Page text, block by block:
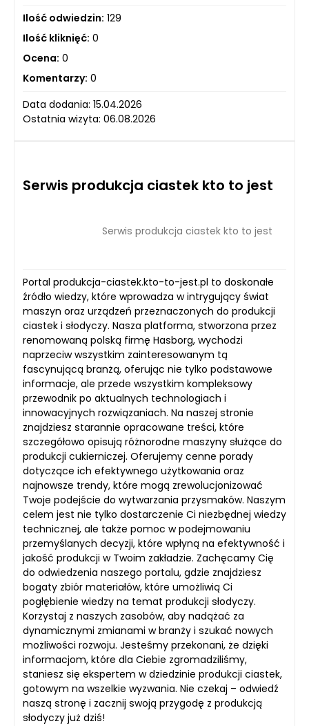
Ilość odwiedzin: 129
Ilość kliknięć: 0
Ocena: 0
Komentarzy: 0
Data dodania: 15.04.2026
Ostatnia wizyta: 06.08.2026
Serwis produkcja ciastek kto to jest
Serwis produkcja ciastek kto to jest
Portal produkcja-ciastek.kto-to-jest.pl to doskonałe
źródło wiedzy, które wprowadza w intrygujący świat
maszyn oraz urządzeń przeznaczonych do produkcji
ciastek i słodyczy. Nasza platforma, stworzona przez
renomowaną polską firmę Hasborg, wychodzi
naprzeciw wszystkim zainteresowanym tą
fascynującą branżą, oferując nie tylko podstawowe
informacje, ale przede wszystkim kompleksowy
przewodnik po aktualnych technologiach i
innowacyjnych rozwiązaniach. Na naszej stronie
znajdziesz starannie opracowane treści, które
szczegółowo opisują różnorodne maszyny służące do
produkcji cukierniczej. Oferujemy cenne porady
dotyczące ich efektywnego użytkowania oraz
najnowsze trendy, które mogą zrewolucjonizować
Twoje podejście do wytwarzania przysmaków. Naszym
celem jest nie tylko dostarczenie Ci niezbędnej wiedzy
technicznej, ale także pomoc w podejmowaniu
przemyślanych decyzji, które wpłyną na efektywność i
jakość produkcji w Twoim zakładzie. Zachęcamy Cię
do odwiedzenia naszego portalu, gdzie znajdziesz
bogaty zbiór materiałów, które umożliwią Ci
pogłębienie wiedzy na temat produkcji słodyczy.
Korzystaj z naszych zasobów, aby nadążać za
dynamicznymi zmianami w branży i szukać nowych
możliwości rozwoju. Jesteśmy przekonani, że dzięki
informacjom, które dla Ciebie zgromadziliśmy,
staniesz się ekspertem w dziedzinie produkcji ciastek,
gotowym na wszelkie wyzwania. Nie czekaj – odwiedź
naszą stronę i zacznij swoją przygodę z produkcją
słodyczy już dziś!